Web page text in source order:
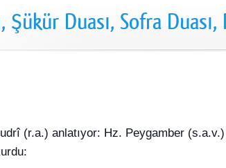
Şükür Duası, Sofra
(r.a.) anlatıyor: Hz. Peygamber